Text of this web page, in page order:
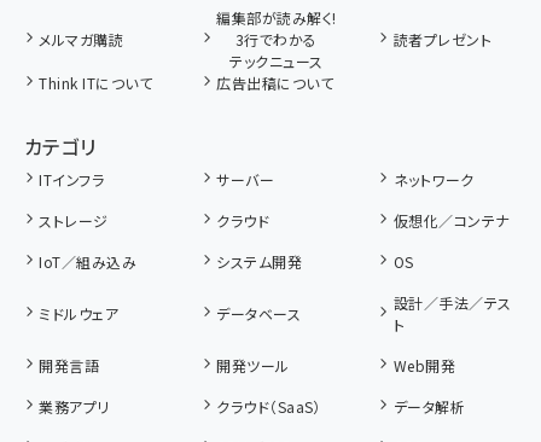
メルマガ購読
編集部が読み解く!
3行でわかる
テックニュース
読者プレゼント
Think ITについて 広告出稿について
カテゴリ
ITインフラ サーバー
ネットワーク
ストレージ
クラウド
仮想化／コンテナ
IoT／組み込み
システム開発 OS
ミドルウェア データベース
設計／手法／テス
ト
開発言語
開発ツール
Web開発
業務アプリ
クラウド（SaaS）
データ解析